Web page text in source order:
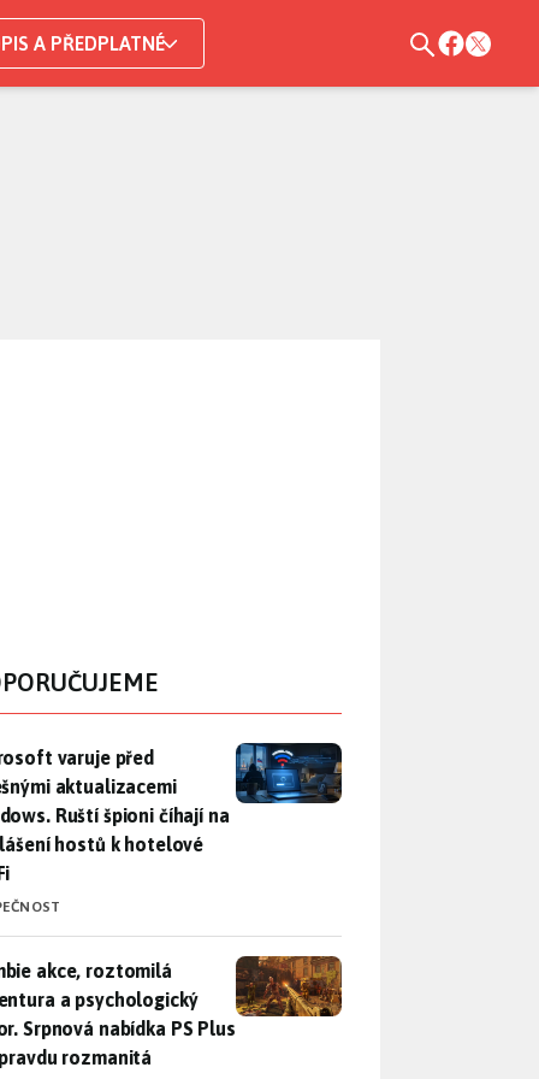
A PŘEDPLATNÉ
varuje před falešnými aktualizacemi Windows. Ruští
varuje před
aktualizacemi
Ruští špioni číhají na
hostů k hotelové
akce, roztomilá adventura a psychologický horor.
akce, roztomilá
a psychologický
Srpnová nabídka PS Plus
rozmanitá